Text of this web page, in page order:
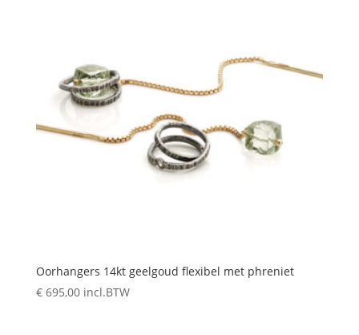
Oorhangers 14kt geelgoud flexibel met phreniet
€695,00 incl.BTW